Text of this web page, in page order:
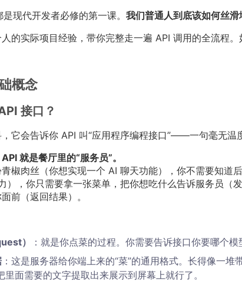
现代开发者必修的第一课。 我们普通人到底该如何丝
的实际项目经验，带你完整走一遍 API 调用的全流程
概念
接口？
它会告诉你 API 叫“应用程序编程接口”——一句毫无温
就是餐厅里的“服务员”。
椒肉丝（你想实现一个 AI 聊天功能），你不需要知道
），你只需要拿一张菜单，把你想吃什么告诉服务员（
前（返回结果）。
）
：就是你点菜的过程。你需要告诉接口你要哪个模
：这是服务器给你端上来的“菜”的通用格式。长得像一
里面需要的文字提取出来展示到屏幕上就行了。